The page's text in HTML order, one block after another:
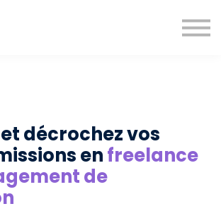
décrochez vos
enfreelance
de